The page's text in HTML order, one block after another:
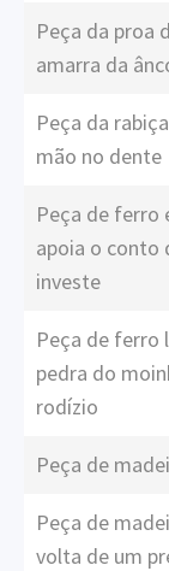
Peça da proa
amarra da
Peça da
mão no dente
Peça de ferro
apoia o conto
investe
Peça de ferro
pedra do
rodízio
Peça de
Peça de
volta de um